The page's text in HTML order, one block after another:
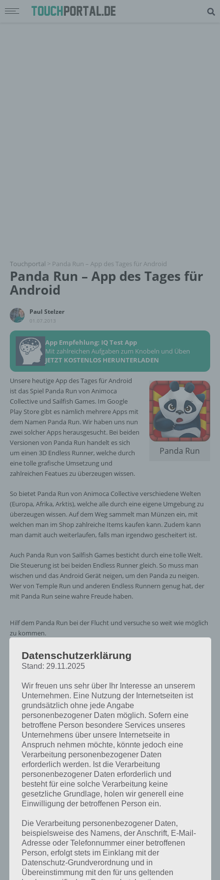
Touchportal > Panda Run – App des Tages für Android
Panda Run – App des Tages für
Android
Paul Stelzer
01.07.2013
App Empfehlung: IQ Test App
Mit zahlreichen Aufgaben zum Knobeln und Üben
JETZT KOSTENLOS HERUNTERLADEN
Panda Run
Unsere heutige App des Tages für Android
ist das Spiel Panda Run von Animoca
Collective und Sailfish Games. Im Google
Play Store gibt es nämlich mehrere Apps mit
dem Namen Panda Run. Wir haben uns nun
zwei solcher Apps herausgesucht. Bei beiden
Versionen von Panda Run handelt es sich
um einen 3D Endless Runner, welche durch
eine tolle grafische Umsetzung und
zahlreichen Featues zu überzeugen wissen.
So bietet Panda Run von Animoca Collective verschiedene Welten
(Europa, Afrika, Arktis), welche alle durch eine eigene Umgebung zu
überzeugen wissen. Auf dem Weg sammelt man Münzen ein, mit
welchen man im Shop zahlreiche Items kaufen kann. Zudem kann
man damit auch weiterlaufen, falls man irgendwo gescheitert ist.
Auch Panda Run von Sailfish Games besticht durch eine tolle Welt.
Die Steuerung ist bei beiden Endless Runner gleich. So muss man
wischen und das Android Gerät neigen, um den Panda zu neigen.
Wer von Temple Run und anderen Endless Runnern genug hat, der
mit Panda Run seine wahre Freude haben.
Hilf dem Panda Run bei der Flucht und versuche so weit wie möglich
zu kommen.
Datenschutzerklärung
Stand: 29.11.2025
Wir freuen uns sehr über Ihr Interesse an unserem
Unternehmen. Eine Nutzung der Internetseiten ist
grundsätzlich ohne jede Angabe
personenbezogener Daten möglich. Sofern eine
betroffene Person besondere Services unseres
Unternehmens über unsere Internetseite in
Anspruch nehmen möchte, könnte jedoch eine
Verarbeitung personenbezogener Daten
erforderlich werden. Ist die Verarbeitung
personenbezogener Daten erforderlich und
besteht für eine solche Verarbeitung keine
gesetzliche Grundlage, holen wir generell eine
Einwilligung der betroffenen Person ein.
Die Verarbeitung personenbezogener Daten,
beispielsweise des Namens, der Anschrift, E-Mail-
Adresse oder Telefonnummer einer betroffenen
Person, erfolgt stets im Einklang mit der
Datenschutz-Grundverordnung und in
Übereinstimmung mit den für uns geltenden